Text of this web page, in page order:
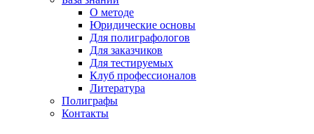
О методе
Юридические основы
Для полиграфологов
Для заказчиков
Для тестируемых
Клуб профессионалов
Литература
Полиграфы
Контакты